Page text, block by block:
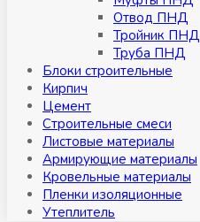
Отвод ПНД
Тройник ПНД
Труба ПНД
Блоки строительные
Кирпич
Цемент
Строительные смеси
Листовые материалы
Армирующие материалы
Кровельные материалы
Пленки изоляционные
Утеплитель